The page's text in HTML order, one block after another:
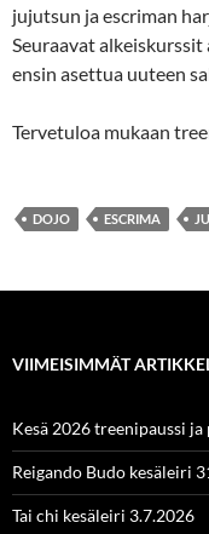
jujutsun ja escriman
Seuraavat alkeiskurssit
ensin asettua uuteen
Tervetuloa mukaan
DOJO ESCRIMA
VIIMEISIMMÄT
Kesä 2026 treenipaussi
Reigando Budo kesäleiri
Tai chi kesäleiri 3.7.2026